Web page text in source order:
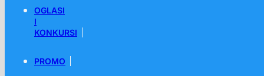
OGLASI
I
KONKURSI
PROMO